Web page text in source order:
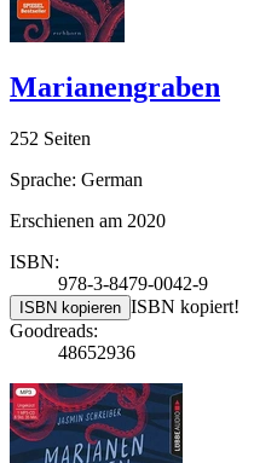
Marianengraben
252 Seiten
Sprache: German
Erschienen am 2020
ISBN:
978-3-8479-0042-9
ISBN kopieren ISBN kopiert!
Goodreads:
48652936